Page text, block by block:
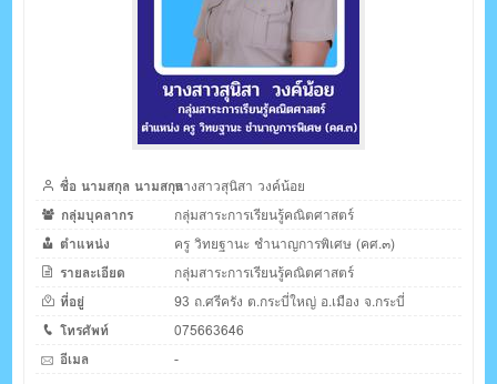
ชื่อ นามสกุล นามสกุลนางสาวสุนิสา วงค์น้อย
กลุ่มบุคลากร
กลุ่มสาระการเรียนรู้คณิตศาสตร์
ตำแหน่ง
ครู วิทยฐานะ ชำนาญการพิเศษ (คศ.๓)
รายละเอียด
กลุ่มสาระการเรียนรู้คณิตศาสตร์
ที่อยู่
93 ถ.ศรีครัง ต.กระบี่ใหญ่ อ.เมือง จ.กระบี่
โทรศัพท์
075663646
อีเมล
-